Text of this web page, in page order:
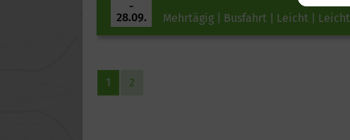
-
28.09.
Mehrtägig | Busfahrt | Leicht | Leicht
1 2